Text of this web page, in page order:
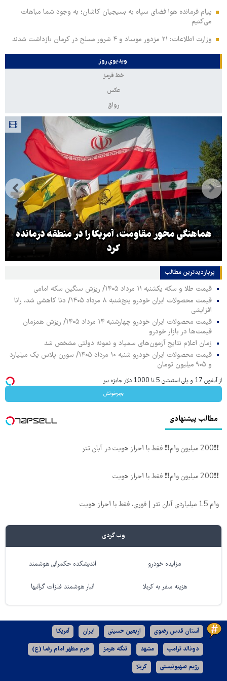
پیام فرمانده هوا فضای سپاه به بسیجیان کاشان؛ به وجود شما مباهات
می‌کنیم
وزارت اطلاعات: ۲۱ مزدور موساد و ۴ شرور مسلح در کرمان بازداشت شدند
ویدیوی روز
خط قرمز
عکس
رواق
هماهنگی محور مقاومت، آمریکا را در منطقه درمانده
کرد
پربازدیدترین‌ مطالب
قیمت طلا و سکه یکشنبه ۱۱ مرداد ۱۴۰۵/ ریزش سنگین سکه امامی
قیمت محصولات ایران خودرو پنج‌شنبه ۸ مرداد ۱۴۰۵/ دنا کاهشی شد، رانا
افزایشی
قیمت محصولات ایران خودرو چهارشنبه ۱۴ مرداد ۱۴۰۵/ ریزش همزمان
قیمت‌ها در بازار خودرو
زمان اعلام نتایج آزمون‌های سمپاد و نمونه دولتی مشخص شد
قیمت محصولات ایران خودرو شنبه ۱۰ مرداد ۱۴۰۵/ سورن پلاس یک میلیارد
و ۹۰۵ میلیون تومان
از آیفون 17 و پلی استیشن 5 تا 1000 دلار جایزه ببر
بچرخونش
مطالب پیشنهادی
❗❗200 میلیون وام❗❗ فقط با احراز هویت در آبان تتر
❗❗200 میلیون وام❗❗ فقط با احراز هویت
وام 15 میلیاردی آبان تتر | فوری، فقط با احراز هویت
وب گردی
مزایده خودرو اندیشکده حکمرانی هوشمند
هزینه سفر به کربلا انبار هوشمند فلزات گرانبها
آستان قدس رضوی اربعین حسینی ایران آمریکا
دونالد ترامپ مشهد تنگه هرمز حرم مطهر امام رضا (ع)
رژیم صهیونیستی کربلا